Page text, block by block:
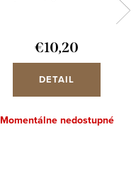
€10,20
DETAIL
Momentálne nedostupné